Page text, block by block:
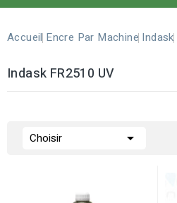
Accueil Encre Par Machine Indask
Indask FR2510 UV
Choisir 